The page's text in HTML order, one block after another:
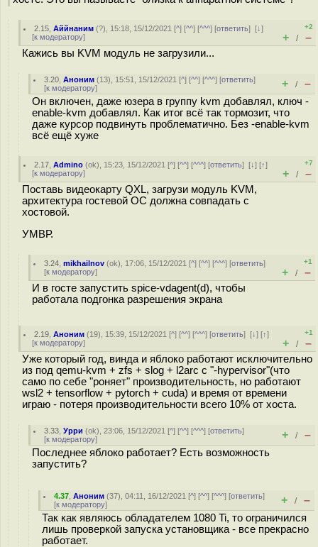
2.15 ,Аййнаним (?), 15:18, 15/12/2021 [^] [^^] [^^^] [ответить][↓]
[к модератору]
+2
+ / –
Кажись вы KVM модуль не загрузили...
3.20 ,Аноним (13), 15:51, 15/12/2021 [^] [^^] [^^^] [ответить]
[к модератору] + / –
Он включен, даже юзера в группу kvm добавлял, ключ -
enable-kvm добавлял. Как итог всё так тормозит, что
даже курсор подвинуть проблематично. Без -enable-kvm
всё ещё хуже
2.17 ,Admino (ok), 15:23, 15/12/2021 [^] [^^] [^^^] [ответить][↓] [↑]
[к модератору]
+7
+ / –
Поставь видеокарту QXL, загрузи модуль KVM,
архитектура гостевой ОС должна совпадать с
хостовой.
УМВР.
3.24 ,mikhailnov (ok), 17:06, 15/12/2021 [^] [^^] [^^^] [ответить]
[к модератору]
+1
+ / –
И в госте запустить spice-vdagent(d), чтобы
работала подгонка разрешения экрана
2.19 ,Аноним (19), 15:39, 15/12/2021 [^] [^^] [^^^] [ответить][↓] [↑]
[к модератору]
+1
+ / –
Уже который год, винда и яблоко работают исключительно
из под qemu-kvm + zfs + slog + l2arc с "-hypervisor"(что
само по себе "роняет" производительность, но работают
wsl2 + tensorflow + pytorch + cuda) и время от времени
играю - потеря производительности всего 10% от хоста.
3.33 ,Урри (ok), 23:06, 15/12/2021 [^] [^^] [^^^] [ответить]
[к модератору] + / –
Последнее яблоко работает? Есть возможность
запустить?
4.37 ,Аноним (37), 04:11, 16/12/2021 [^] [^^] [^^^] [ответить]
[к модератору] + / –
Так как являюсь обладателем 1080 Ti, то ограничился
лишь проверкой запуска установщика - все прекрасно
работает.